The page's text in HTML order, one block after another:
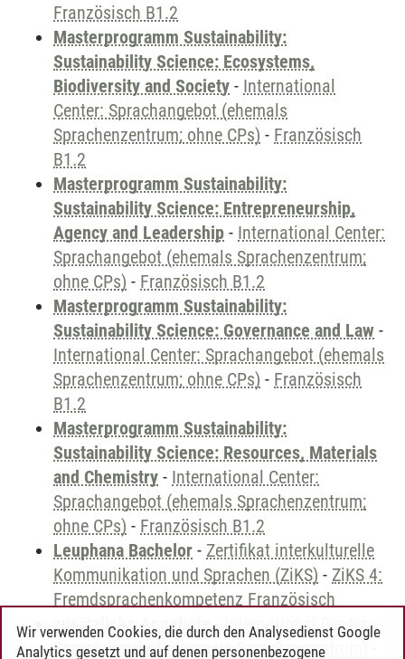
Französisch B1.2
Masterprogramm Sustainability:
Sustainability Science: Ecosystems,
Biodiversity and Society - International
Center: Sprachangebot (ehemals
Sprachenzentrum; ohne CPs) - Französisch
B1.2
Masterprogramm Sustainability:
Sustainability Science: Entrepreneurship,
Agency and Leadership - International Center:
Sprachangebot (ehemals Sprachenzentrum;
ohne CPs) - Französisch B1.2
Masterprogramm Sustainability:
Sustainability Science: Governance and Law -
International Center: Sprachangebot (ehemals
Sprachenzentrum; ohne CPs) - Französisch
B1.2
Masterprogramm Sustainability:
Sustainability Science: Resources, Materials
and Chemistry - International Center:
Sprachangebot (ehemals Sprachenzentrum;
ohne CPs) - Französisch B1.2
Leuphana Bachelor - Zertifikat interkulturelle
Kommunikation und Sprachen (ZiKS) - ZiKS 4:
Fremdsprachenkompetenz Französisch
zusätzliche Angebote- International Center:
Sprachangebot (ehemals Sprachenzentrum)
Wir verwenden Cookies, die durch den Analysedienst Google
Analytics gesetzt und auf denen personenbezogene